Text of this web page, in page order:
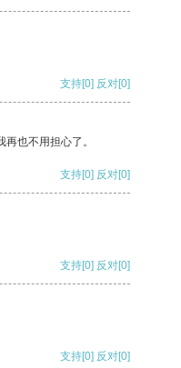
支持[0] 反对[0]
也不用担心了。
支持[0] 反对[0]
支持[0] 反对[0]
支持[0] 反对[0]